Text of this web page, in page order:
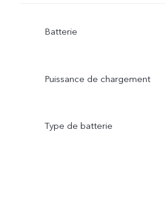
Batterie
Puissance de chargement
Type de batterie